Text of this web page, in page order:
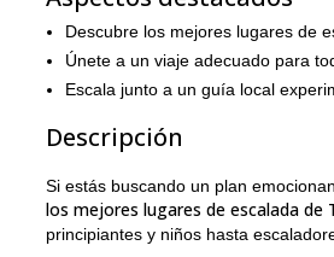
Descubre los mejores lugares de
Únete a un viaje adecuado para
Escala junto a un guía local
Descripción
Si estás buscando un plan
los mejores lugares de escalada de
principiantes y niños hasta